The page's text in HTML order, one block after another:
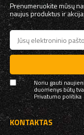
Prenumeruokite mūsų
naujus produktus ir
Noriu gauti
duomenys būtų
Privatumo politika
KONTAKTAS